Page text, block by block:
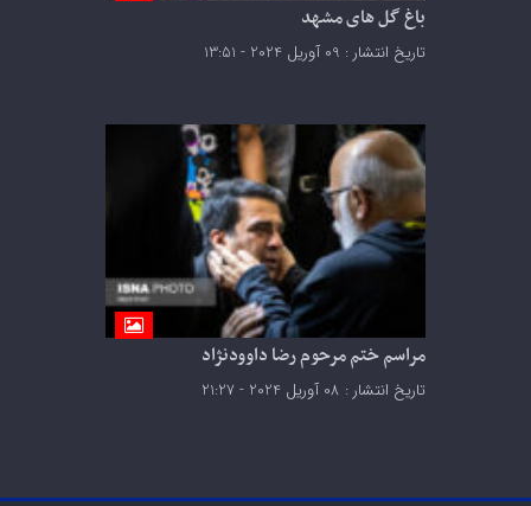
باغ گل های مشهد
تاریخ انتشار : 09 آوریل 2024 - 13:51
مراسم ختم مرحوم رضا داوودنژاد
تاریخ انتشار : 08 آوریل 2024 - 21:27